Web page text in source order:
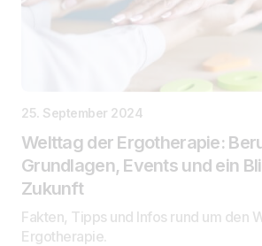
25. September 2024
Welttag der Ergotherapie:
Grundlagen, Events und ein
Zukunft
Fakten, Tipps und Infos rund um den
Ergotherapie.